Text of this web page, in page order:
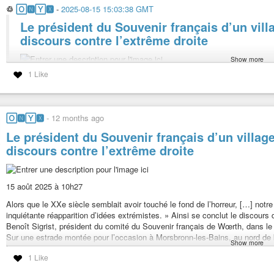
♲ 🄾🅽🅈🆇 - 2025-08-15 15:03:38 GMT
Le président du Souvenir français d’un
discours contre l’extrême droite
15 août 2025 à 10h27
Alors que le XXe siècle semblait avoir touché le fond de l’horreur, […]
nouvelle et inquiétante réapparition d’idées extrémistes. » Ainsi se
Frœschwiller-Wœrth de Benoît Sigrist, président du comité du Souvenir
Sur une estrade montée pour l’occasion à Morsbronn-les-Bains, au
contre les « idéologies brunes et nauséabondes […] d’extrême droite
créent un contexte favorable aux guerres.
Dans le public, le député du Rassemblement national (RN) de la 8e
Pour lui, ce discours est une « insulte envers les 13 millions
cérémonie pour confronter Benoît Sigrist en personne. Le lendemain,
sociaux qu’il porte plainte pour diffamation publique.
Immédiatement, Benoît Sigrist reçoit des dizaines de messages et
août, le délégué régional adjoint du Souvenir français appelle Benoît
soutien, il lui annonce que son comité est désormais « mis en veille ».
Excuses au député RN
Show more
1 Like
🄾🅽🅈🆇 - 12 months ago
Le président du Souvenir français d’un
discours contre l’extrême droite
15 août 2025 à 10h27
Alors que le XXe siècle semblait avoir touché le fond de l’horreur, […]
inquiétante réapparition d’idées extrémistes. » Ainsi se conclut le
Benoît Sigrist, président du comité du Souvenir français de Wœrth, dans le
Sur une estrade montée pour l’occasion à Morsbronn-les-Bains, au nord
les « idéologies brunes et nauséabondes […] d’extrême droite », en «
contexte favorable aux guerres.
Show more
1 Like